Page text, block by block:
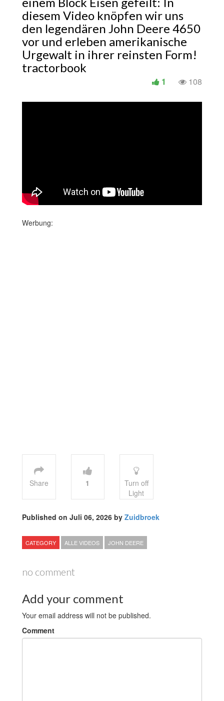
diesem Video knöpfen wir uns
den legendären John Deere 4650
vor und erleben amerikanische
Urgewalt in ihrer reinsten Form!
tractorbook
108
1
Werbung:
Share 1
Turn off
Light
Published on Juli 06, 2026 by Zuidbroek
CATEGORY ALLE VIDEOS JOHN DEERE
no comment
Add your comment
Your email address will not be published.
Comment